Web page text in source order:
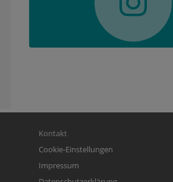
Fußbereichsmenü
Kontakt
Cookie-Einstellungen
Impressum